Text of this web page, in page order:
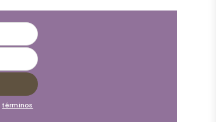
términos